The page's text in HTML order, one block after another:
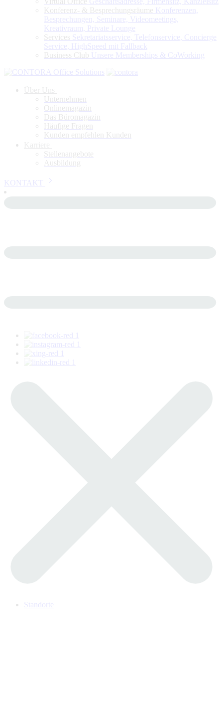
Konferenz- & Besprechungsräume Konferenzen,
Besprechungen, Seminare, Videomeetings,
Kreativraum, Private Lounge
Services Sekretariatsservice, Telefonservice, Concierge
Service, HighSpeed mit Fallback
Business Club Unsere Memberships & CoWorking
Unternehmen
Onlinemagazin
Das Büromagazin
Häufige Fragen
Kunden empfehlen Kunden
Stellenangebote
Ausbildung
KONTAKT
Standorte